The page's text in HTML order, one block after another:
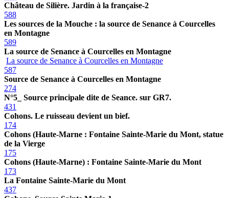
Château de Silière. Jardin à la française-2
588
Les sources de la Mouche : la source de Senance à Courcelles
en Montagne
589
La source de Senance à Courcelles en Montagne
La source de Senance à Courcelles en Montagne
587
Source de Senance à Courcelles en Montagne
274
N°5_ Source principale dite de Seance. sur GR7.
431
Cohons. Le ruisseau devient un bief.
174
Cohons (Haute-Marne : Fontaine Sainte-Marie du Mont, statue
de la Vierge
175
Cohons (Haute-Marne) : Fontaine Sainte-Marie du Mont
173
La Fontaine Sainte-Marie du Mont
437